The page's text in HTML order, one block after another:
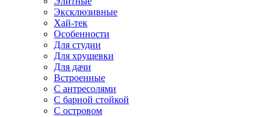
Эксклюзивные
Хай-тек
Особенности
Для студии
Для хрущевки
Для дачи
Встроенные
С антресолями
С барной стойкой
С островом